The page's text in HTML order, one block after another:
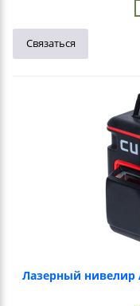
Связаться
Лазерный нивелир